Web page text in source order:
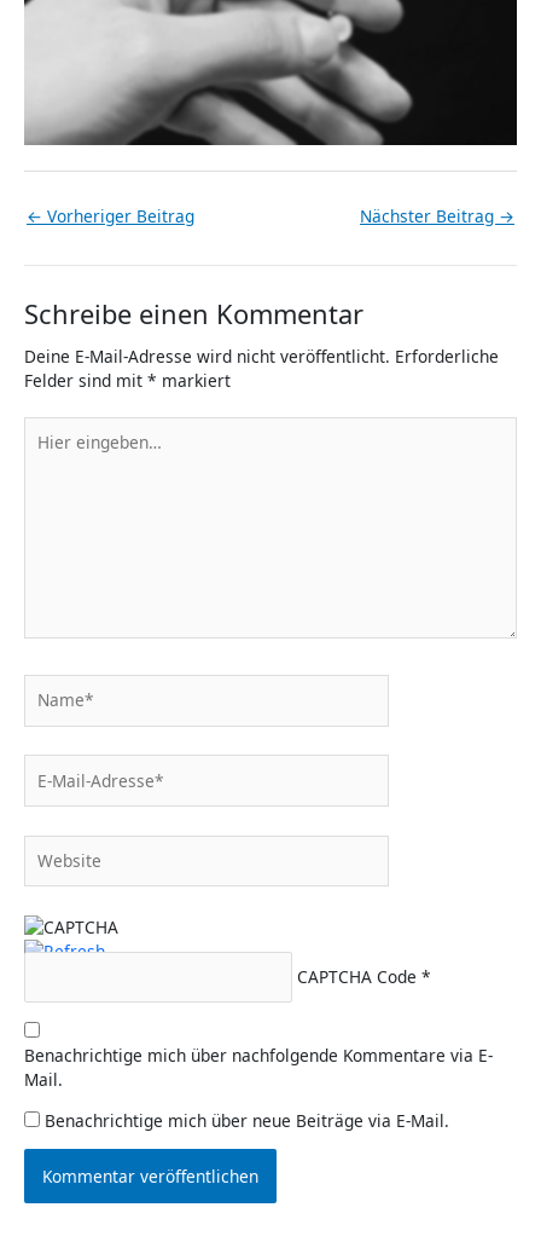
← Vorheriger Beitrag Nächster Beitrag →
Schreibe einen Kommentar
Deine E-Mail-Adresse wird nicht veröffentlicht. Erforderliche
Felder sind mit * markiert
eingeben…
Mail-
Adresse*
CAPTCHA Code *
Benachrichtige mich über nachfolgende Kommentare via E-
Mail.
Benachrichtige mich über neue Beiträge via E-Mail.